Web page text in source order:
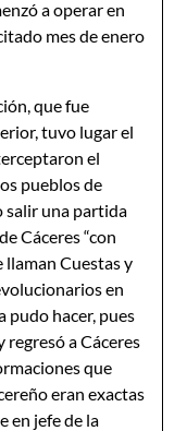
a operar en
mes de enero
que fue
tuvo lugar el
el
pueblos de
salir una partida
Cáceres “con
llaman Cuestas y
en
pudo hacer, pues
regresó a Cáceres
que
eran exactas
en jefe de la